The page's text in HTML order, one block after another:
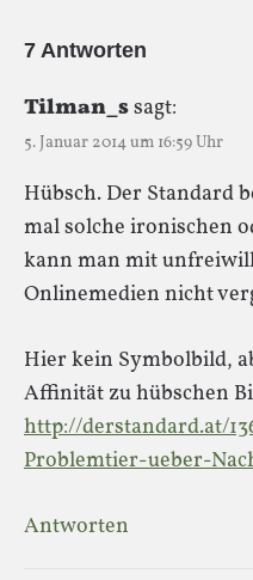
7 Antworten
Tilman_ssagt:
5. Januar 2014 um 16:59 Uhr
Hübsch. Der Standard
mal solche ironischen
kann man mit
Onlinemedien nicht
Hier kein Symbolbild,
Affinität zu hübschen
http://derstandard.at/
Problemtier-ueber-
Antworten